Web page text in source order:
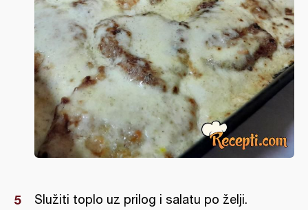
Služiti toplo uz prilog i salatu po želji.